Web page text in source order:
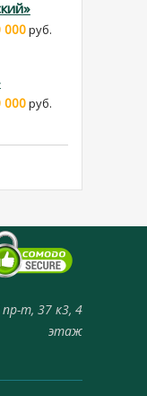
000руб.
000руб.
пр-т, 37 к3, 4
этаж